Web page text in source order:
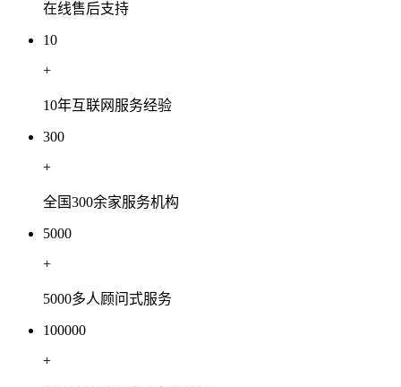
在线售后支持
10
+
10年互联网服务经验
300
+
全国300余家服务机构
5000
+
5000多人顾问式服务
100000
+